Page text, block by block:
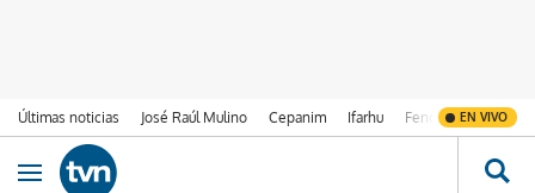
Últimas noticias José Raúl Mulino Cepanim Ifarhu Fenómeno de El
EN VIVO
Ir al contenido
Obrir navegació